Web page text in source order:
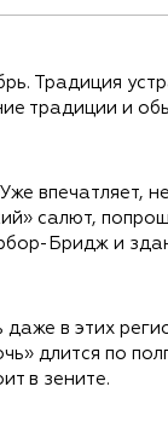
Традиция
традиции и
впечатляет,
салют,
Бридж и
в этих
длится по
в зените.